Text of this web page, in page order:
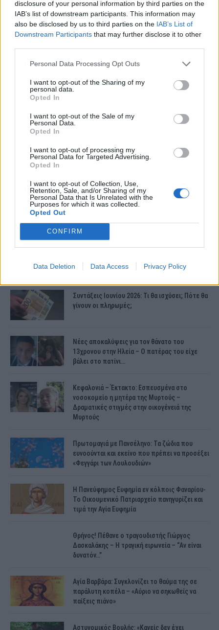
disclosure of your personal information by third parties on the
IAB’s list of downstream participants. This information may
also be disclosed by us to third parties on the IAB’s List of
Downstream Participants that may further disclose it to other
Personal Data Processing Opt Outs
I want to opt-out of the Sharing of my
personal data.
Opted In
I want to opt-out of the Sale of my
Personal Data.
Opted In
I want to opt-out of processing my
Personal Data for Targeted Advertising.
Opted In
I want to opt-out of Collection, Use,
Retention, Sale, and/or Sharing of my
Personal Data that Is Unrelated with the
Purposes for which it was collected.
Opted Out
CONFIRM
Data Deletion Data Access Privacy Policy
έλεγε αχ με έχει ματιάσει η Ρούλα.
Πήγαινα στην Ρούλα, αχ με μάτιασε η
Μιμή, δεν μπορώ. Εγώ χτένιζα και τος
δυο κι έλεγα όχι καλέ. Πω πω τι
είπαμε τώρα για το μάτι» είπε με γέλιο
ο Τρύφωνας Σαμαράς.
Δείτε το βίντεο:
ΤΕΛΕΥΤΑΙΕΣ ΕΙΔΗΣΕΙΣ
Συντάξεις Ιουνίου 2026: Τι θα ισχύσει; Πότε θα
γίνουν οι πληρωμές;
Νέες αποκαλύψεις για τον θάνατο του
13χρονου στην Ηλεία – Ο πατέρας του είχε
βάλει στο πατίνι…
Κεφαλονιά – Έκτακτο: Εσπευσμένα στο
νοσοκομείο η μητέρα της Μυρτούς –
Δραματικές στιγμές στην οικογένειά της
Μυρτούς
Πρωτομαγιά με Πανσέληνο: Τα ζώδια που
ευνοούνται και εκείνο που πρέπει να προσέξει
«Φεγγάρι των Λουλουδιών»
H Πανεύφημος Ευφημία εν κόλποις Φαναρίου-
Το Οικουμενικό Πατριαρχείο πανηγυρίζει και
τιμά την Αγία Ευφημία
Θρήνος! Πέθανε ο τραγουδιστής Γιώργος
Δασκαλάκης – Η τραγική ειρωνεία – “Αν είναι
δυνατόν…”
Αγία Βαρβάρα: Συγκλονίζει το θαύμα της σε
παράλυτη κοπέλα – «Αύριο να σηκωθείς να
παίξεις πιάνο»
Αστυνομικός Bουλής: «Κανείς δεν έχει